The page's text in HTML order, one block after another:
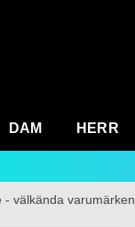
DAM HERR
- välkända varumärken